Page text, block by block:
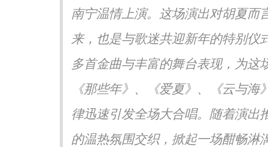
南宁温情上演。这场演出对胡夏而
来，也是与歌迷共迎新年的特别仪
多首金曲与丰富的舞台表现，为这
《那些年》、《爱夏》、《云与
律迅速引发全场大合唱。随着演出
的温热氛围交织，掀起一场酣畅淋
生不息·华流季》展专业
《书画里的中国》第三季直播
吉地坛公园写生，笔墨定格初